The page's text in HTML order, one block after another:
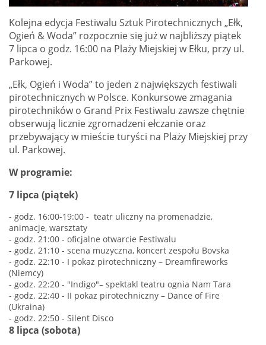
Kolejna edycja Festiwalu Sztuk Pirotechnicznych „Ełk,
Ogień & Woda” rozpocznie się już w najbliższy piątek
7 lipca o godz. 16:00 na Plaży Miejskiej w Ełku, przy ul.
Parkowej.
„Ełk, Ogień i Woda” to jeden z największych festiwali
pirotechnicznych w Polsce. Konkursowe zmagania
pirotechników o Grand Prix Festiwalu zawsze chętnie
obserwują licznie zgromadzeni ełczanie oraz
przebywający w mieście turyści na Plaży Miejskiej przy
ul. Parkowej.
W programie:
7 lipca (piątek)
- godz. 16:00-19:00 - teatr uliczny na promenadzie,
animacje, warsztaty
- godz. 21:00 - oficjalne otwarcie Festiwalu
- godz. 21:10 - scena muzyczna, koncert zespołu Bovska
- godz. 22:10 - I pokaz pirotechniczny – Dreamfireworks
(Niemcy)
- godz. 22:20 - "Indigo"– spektakl teatru ognia Nam Tara
- godz. 22:40 - II pokaz pirotechniczny – Dance of Fire
(Ukraina)
- godz. 22:50 - Silent Disco
8 lipca (sobota)